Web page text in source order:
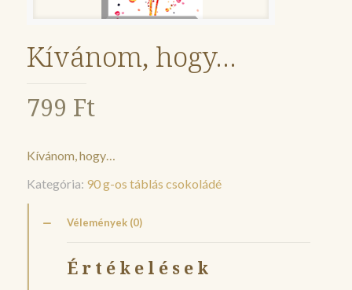
Kívánom, hogy…
799 Ft
Kívánom, hogy…
Kategória: 90 g-os táblás csokoládé
Vélemények (0)
Értékelések